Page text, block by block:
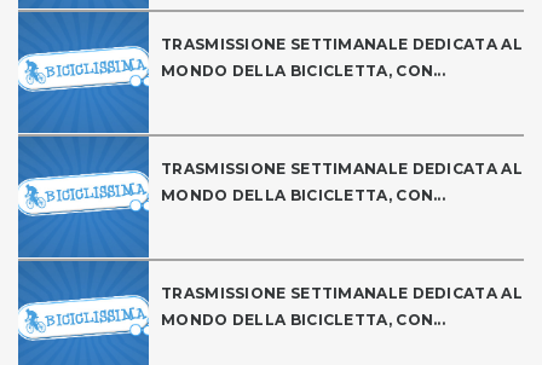
TRASMISSIONE SETTIMANALE DEDICATA AL
MONDO DELLA BICICLETTA, CON...
TRASMISSIONE SETTIMANALE DEDICATA AL
MONDO DELLA BICICLETTA, CON...
TRASMISSIONE SETTIMANALE DEDICATA AL
MONDO DELLA BICICLETTA, CON...